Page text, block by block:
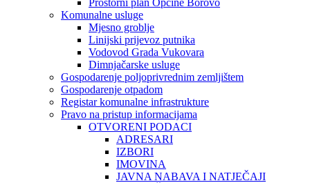
Prostorni plan Općine Borovo
Komunalne usluge
Mjesno groblje
Linijski prijevoz putnika
Vodovod Grada Vukovara
Dimnjačarske usluge
Gospodarenje poljoprivrednim zemljištem
Gospodarenje otpadom
Registar komunalne infrastrukture
Pravo na pristup informacijama
OTVORENI PODACI
ADRESARI
IZBORI
IMOVINA
JAVNA NABAVA I NATJEČAJI